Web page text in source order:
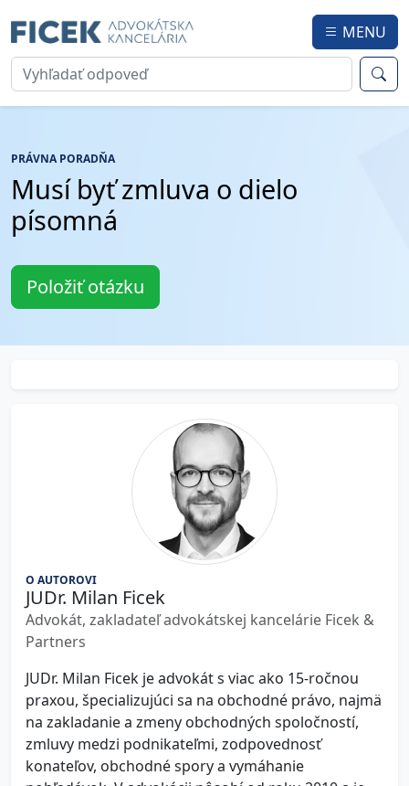
MENU
PRÁVNA PORADŇA
Musí byť zmluva o dielo
písomná
Položiť otázku
O AUTOROVI
JUDr. Milan Ficek
Advokát, zakladateľ advokátskej kancelárie Ficek &
Partners
JUDr. Milan Ficek je advokát s viac ako 15-ročnou
praxou, špecializujúci sa na obchodné právo, najmä
na zakladanie a zmeny obchodných spoločností,
zmluvy medzi podnikateľmi, zodpovednosť
konateľov, obchodné spory a vymáhanie